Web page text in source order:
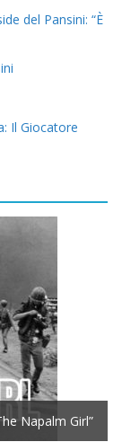
del Pansini: “È
Il Giocatore
Napalm Girl”